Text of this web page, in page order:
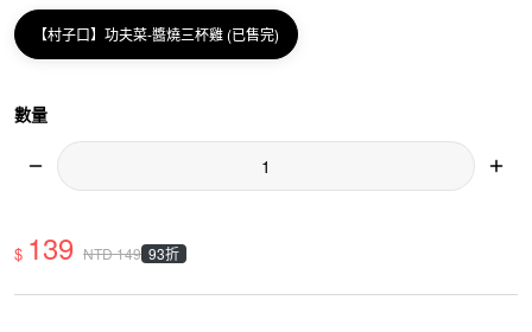
【村子口】功夫菜-醬燒三杯雞 (已售完)
數量
$ 139 NTD149 93折